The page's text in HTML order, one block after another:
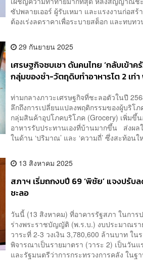
ซัปพลายเออร์ ผู้รับเหมา และแรงงานก่อ
ต้องเร่งลดราคาเพื่อระบายสต็อก และทบท
29 กันยายน 2025
เศรษฐกิจซบเซา ดันคนไทย ‘กลับเข้า
กลุ่มของชำ-วัตถุดิบทำอาหารโต 2 เท่
ท่ามกลางภาวะเศรษฐกิจที่ชะลอตัวในปี
ลึกถึงการเปลี่ยนแปลงพฤติกรรมของผู้บริโ
กลุ่มสินค้าอุปโภคบริโภค (Grocery) เพิ่มขึ้
อาหารรับประทานเองที่บ้านมากขึ้น ส่งผล
ในด้าน ‘ปริมาณ’ และ ‘ความถี่’ ซึ่งสะท้อนใ
13 สิงหาคม 2025
สภาฯ เริ่มถกงบปี 69 ‘พิชัย’ แจงปรั
ชะลอ
วันนี้ (13 สิงหาคม) ที่อาคารรัฐสภา ในกา
ร่างพระราชบัญญัติ (พ.ร.บ.) งบประมาณร
วาระที่ 2-3 วงเงิน 3,780,600 ล้านบาท ใ
พิจารณาเป็นรายมาตรา (วาระ 2) เป็นวั
และรัฐมนตรีว่าการกระทรวงการคลัง ในฐ